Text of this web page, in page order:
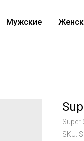
Мужские
Super
SKU: